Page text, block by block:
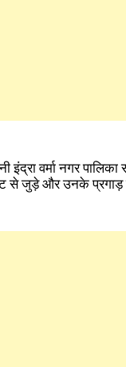
इंद्रा वर्मा नगर
से जुड़े और उनके